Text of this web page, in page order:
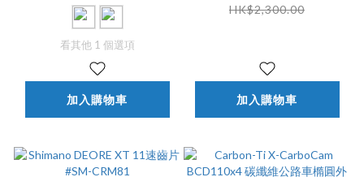
看其他 1 個選項
加入購物車
片 (DA 9200-P 系列適
HK$2,300.00
加入購物車